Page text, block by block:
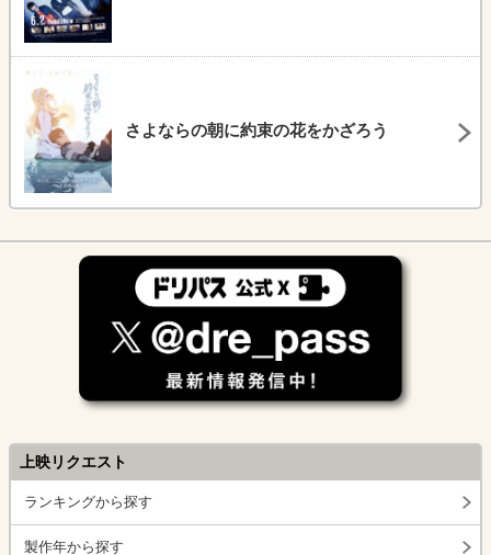
さよならの朝に約束の花をかざろう
上映リクエスト
ランキングから探す
製作年から探す